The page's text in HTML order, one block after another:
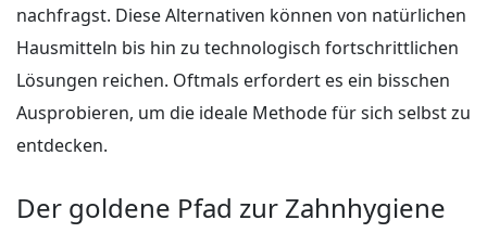
nachfragst. Diese Alternativen können von natürlichen
Hausmitteln bis hin zu technologisch fortschrittlichen
Lösungen reichen. Oftmals erfordert es ein bisschen
Ausprobieren, um die ideale Methode für sich selbst zu
entdecken.
Der goldene Pfad zur Zahnhygiene